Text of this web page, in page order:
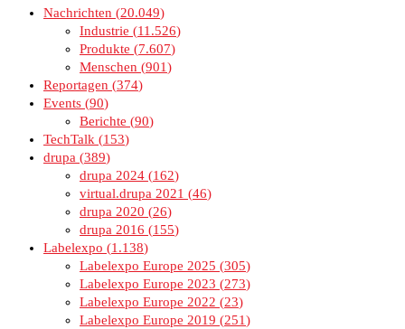
Nachrichten
20.049
Industrie
11.526
Produkte
7.607
Menschen
901
Reportagen
374
Events 90
Berichte
90
TechTalk
153
drupa
389
drupa 2024
162
virtual.drupa 2021
46
drupa 2020
26
drupa 2016
155
Labelexpo
1.138
Labelexpo Europe 2025
305
Labelexpo Europe 2023
273
Labelexpo Europe 2022
23
Labelexpo Europe 2019
251